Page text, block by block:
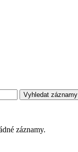
Vyhledat záznamy
záznamy.